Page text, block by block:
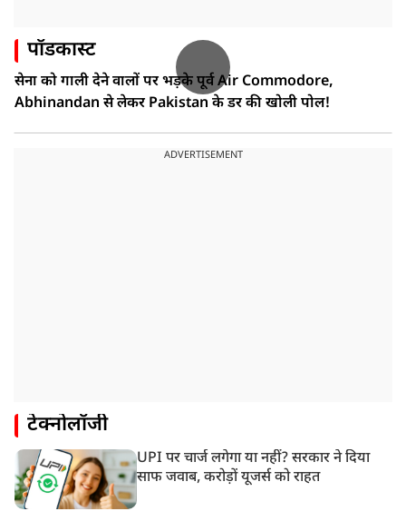
पॉडकास्ट
सेना को गाली देने वालों पर भड़के पूर्व Air Commodore,
Abhinandan से लेकर Pakistan के डर की खोली पोल!
ADVERTISEMENT
टेक्नोलॉजी
UPI पर चार्ज लगेगा या नहीं? सरकार ने दिया
साफ जवाब, करोड़ों यूजर्स को राहत